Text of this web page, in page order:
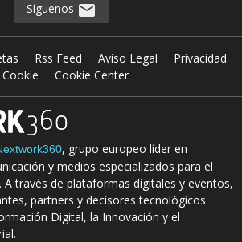
Síguenos
Rss Feed Aviso Legal
Privacidad
Cookie
Cookie Center
, grupo europeo líder en
y medios especializados para el
través de plataformas digitales y eventos,
partners y decisores tecnológicos
Digital, la Innovación y el